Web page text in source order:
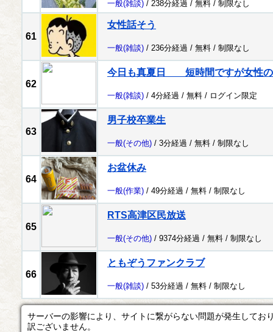
一般(雑談) / 238分経過 / 無料 / 制限なし
61
女性話そう
一般(雑談) / 236分経過 / 無料 / 制限なし
62
今日も真夏日 短時間ですが女性
一般(雑談) / 4分経過 / 無料 / ログイン限定
63
男子校卒業生
一般(その他) / 3分経過 / 無料 / 制限なし
64
お盆休み
一般(作業) / 49分経過 / 無料 / 制限なし
65
RTS高津区民放送
一般(その他) / 9374分経過 / 無料 / 制限なし
66
ともぞうファンクラブ
一般(雑談) / 53分経過 / 無料 / 制限なし
サーバーの影響により、サイトに繋がらない問題が発生してお
訳ございません。